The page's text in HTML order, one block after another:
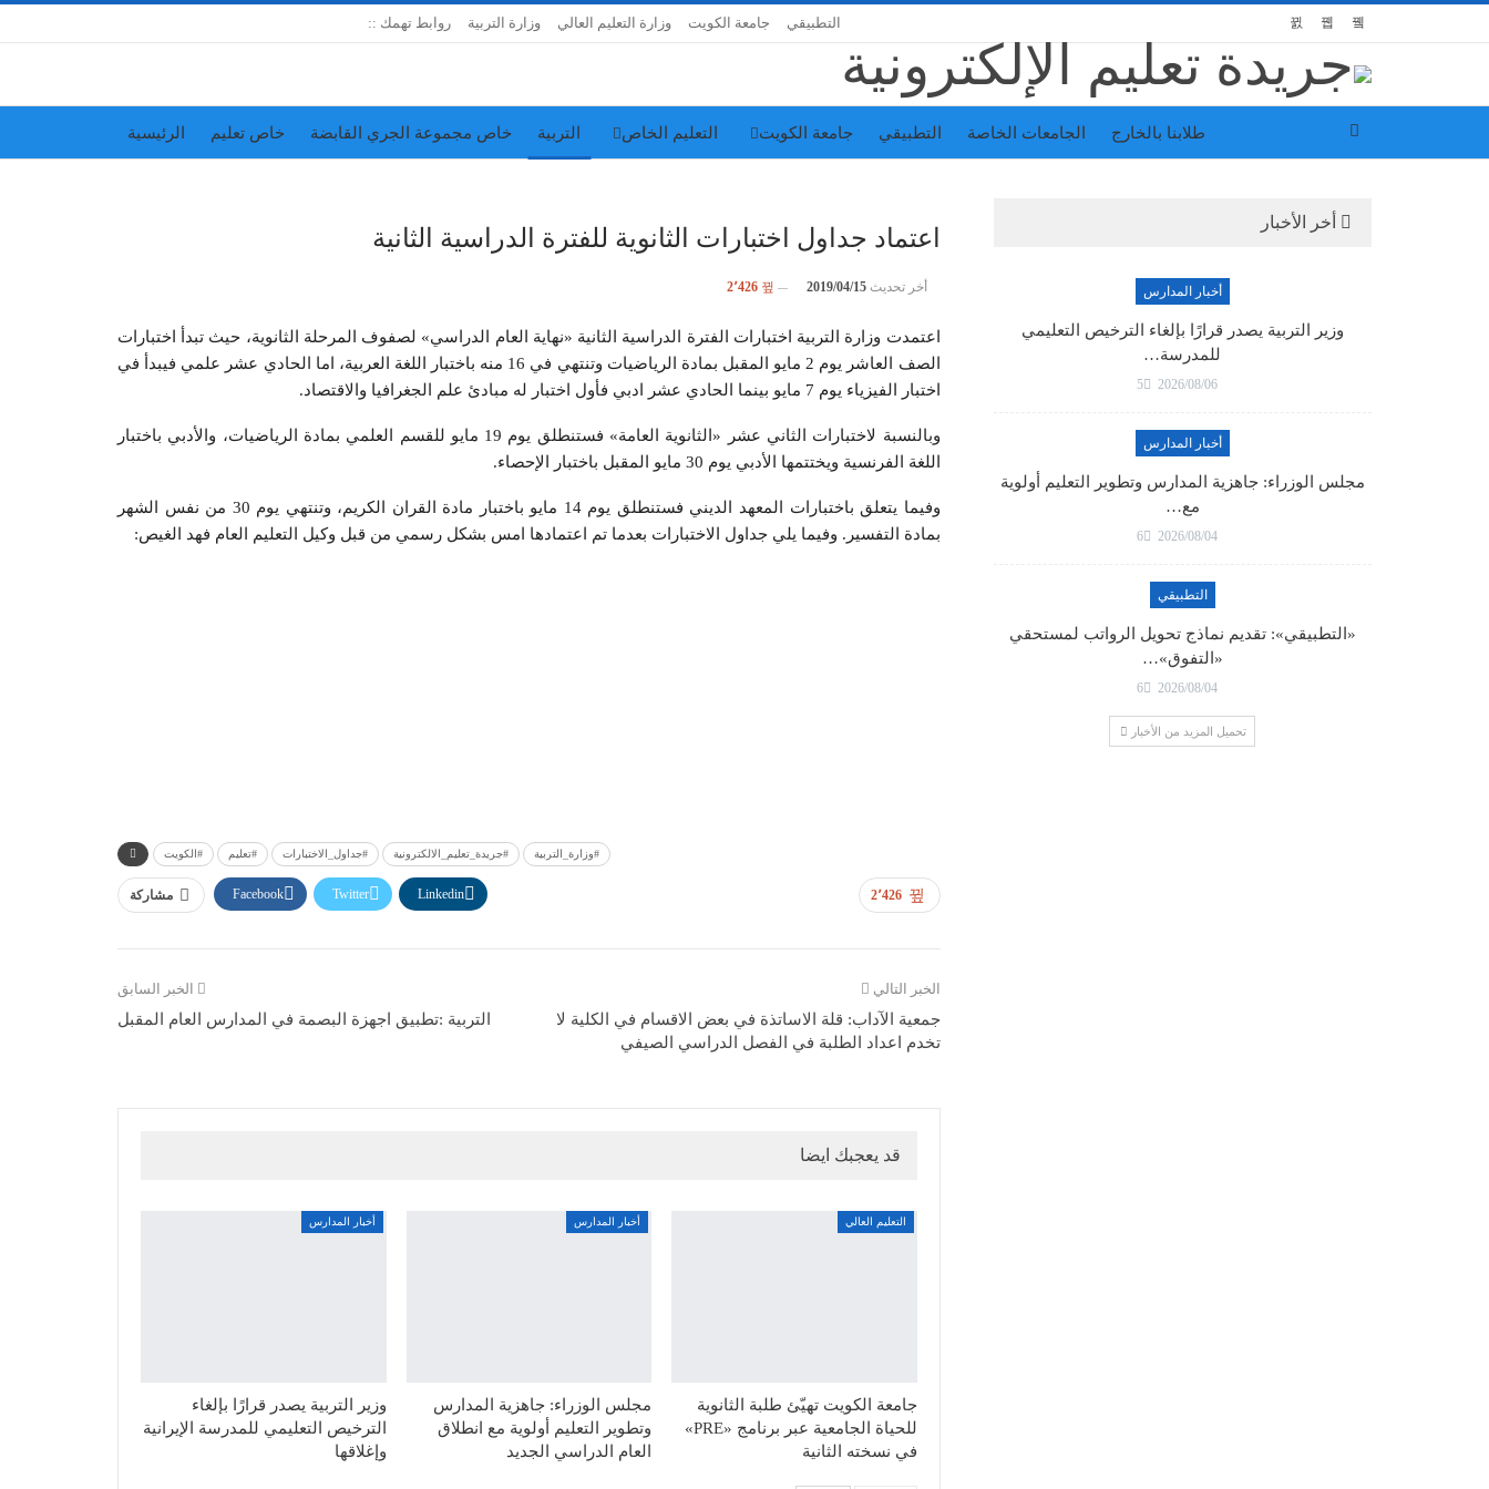
روابط تهمك :: وزارة التربية وزارة التعليم العالي جامعة الكويت التطبيقي
الرئيسية خاص تعليم خاص مجموعة الجري القابضة التربية التعليم الخاص جامعة الكويت التطبيقي الجامعات الخاصة طلابنا بالخارج
اعتماد جداول اختبارات الثانوية للفترة الدراسية الثانية
أخر تحديث2019/04/15 2٬426
اعتمدت وزارة التربية اختبارات الفترة الدراسية الثانية «نهاية العام الدراسي» لصفوف المرحلة الثانوية، حيث تبدأ اختبارات
الصف العاشر يوم 2 مايو المقبل بمادة الرياضيات وتنتهي في 16 منه باختبار اللغة العربية، اما الحادي عشر علمي فيبدأ في
اختبار الفيزياء يوم 7 مايو بينما الحادي عشر ادبي فأول اختبار له مبادئ علم الجغرافيا والاقتصاد.
وبالنسبة لاختبارات الثاني عشر «الثانوية العامة» فستنطلق يوم 19 مايو للقسم العلمي بمادة الرياضيات، والأدبي باختبار
اللغة الفرنسية ويختتمها الأدبي يوم 30 مايو المقبل باختبار الإحصاء.
وفيما يتعلق باختبارات المعهد الديني فستنطلق يوم 14 مايو باختبار مادة القران الكريم، وتنتهي يوم 30 من نفس الشهر
بمادة التفسير. وفيما يلي جداول الاختبارات بعدما تم اعتمادها امس بشكل رسمي من قبل وكيل التعليم العام فهد الغيص:
#الكويت #تعليم #جداول_الاختبارات #جريدة_تعليم_الالكترونية #وزارة_التربية
2٬426 مشاركة Facebook Twitter Linkedin
الخبر السابق
التربية :تطبيق اجهزة البصمة في المدارس العام المقبل
الخبر التالي
جمعية الآداب: قلة الاساتذة في بعض الاقسام في الكلية لا
تخدم اعداد الطلبة في الفصل الدراسي الصيفي
قد يعجبك ايضا
أخبار المدارس
وزير التربية يصدر قرارًا بإلغاء
الترخيص التعليمي للمدرسة الإيرانية
وإغلاقها
أخبار المدارس
مجلس الوزراء: جاهزية المدارس
وتطوير التعليم أولوية مع انطلاق
العام الدراسي الجديد
التعليم العالي
جامعة الكويت تهيّئ طلبة الثانوية
للحياة الجامعية عبر برنامج «PRE»
في نسخته الثانية
أخر الأخبار
أخبار المدارس
وزير التربية يصدر قرارًا بإلغاء الترخيص التعليمي
للمدرسة…
2026/08/06
5
أخبار المدارس
مجلس الوزراء: جاهزية المدارس وتطوير التعليم أولوية
مع…
2026/08/04
6
التطبيقي
«التطبيقي»: تقديم نماذج تحويل الرواتب لمستحقي
«التفوق»…
2026/08/04
6
تحميل المزيد من الأخبار